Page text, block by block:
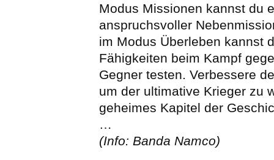
Modus Missionen kannst du
anspruchsvoller
im Modus Überleben kannst
Fähigkeiten beim Kampf
Gegner testen. Verbessere
um der ultimative Krieger zu
geheimes Kapitel der
…
(Info: Banda Namco)